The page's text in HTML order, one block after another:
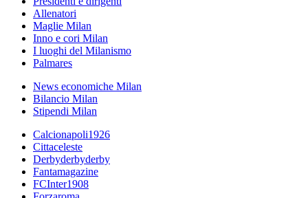
Allenatori
Maglie Milan
Inno e cori Milan
I luoghi del Milanismo
Palmares
News economiche Milan
Bilancio Milan
Stipendi Milan
Calcionapoli1926
Cittaceleste
Derbyderbyderby
Fantamagazine
FCInter1908